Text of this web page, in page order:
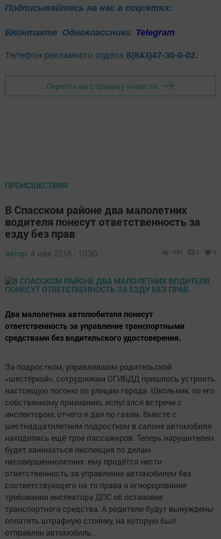
Подписывайтесь на нас в соцсетях:
ВКонтакте Одноклассники Telegram
Телефон рекламного отдела 8(843)47-30-0-02.
Перейти на страницу новости
ПРОИСШЕСТВИЯ
В Спасском районе два малолетних
водителя понесут ответственность за
езду без прав
автор, 4 мая 2018 - 10:30 1663 0 0
Два малолетних автолюбителя понесут
ответственность за управление транспортными
средствами без водительского удостоверения.
За подростком, управлявшим родительской
«шестёркой», сотрудникам ОГИБДД пришлось устроить
настоящую погоню по улицам города. Школьник, по его
собственному признанию, испугался встречи с
инспектором, отчего и дал по газам. Вместе с
шестнадцатилетним подростком в салоне автомобиля
находились ещё трое пассажиров. Теперь нарушителем
будет заниматься инспекция по делам
несовершеннолетних: ему придётся нести
ответственность за управление автомобилем без
соответствующего на то права и игнорирование
требования инспектора ДПС об остановке
транспортного средства. А родители будут вынуждены
оплатить штрафную стоянку, на которую был
отправлен автомобиль.